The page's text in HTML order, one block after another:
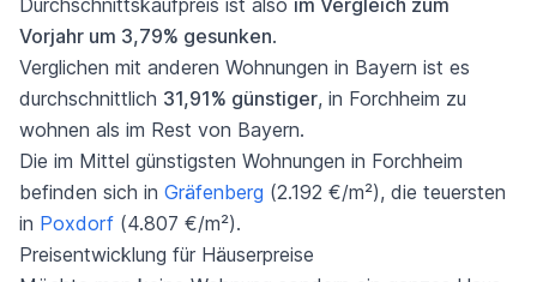
Durchschnittskaufpreis ist also im Vergleich zum
Vorjahr um 3,79% gesunken.
Verglichen mit anderen Wohnungen in Bayern ist es
durchschnittlich 31,91% günstiger, in Forchheim zu
wohnen als im Rest von Bayern.
Die im Mittel günstigsten Wohnungen in Forchheim
befinden sich in Gräfenberg (2.192 €/m²), die teuersten
in Poxdorf (4.807 €/m²).
Preisentwicklung für Häuserpreise